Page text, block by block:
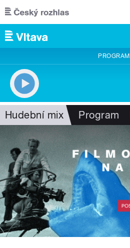
Přejít k hlavnímu obsahu
PROGRAM
Hudební mix Program